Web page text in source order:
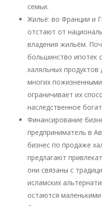
семьи.
Жильё: во Франции и
отстают от
владения жильём.
большинство ипотек
халяльных продуктов
многих
ограничивает их
наследственное
Финансирование
предприниматель в
бизнес по продаже
предлагают
они связаны с
исламских
остаются